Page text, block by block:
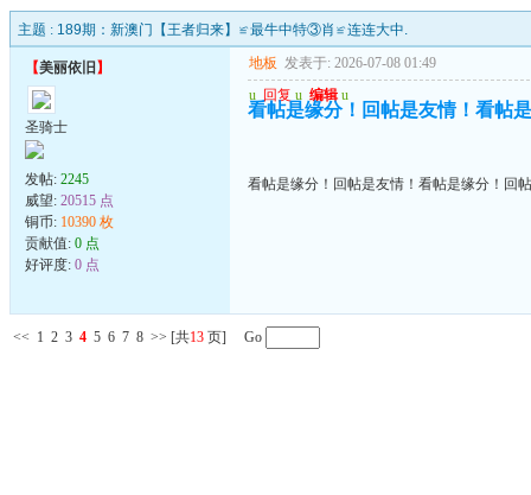
主题 : 189期：新澳门【王者归来】≌最牛中特③肖≌连连大中.
【美丽依旧 】
圣骑士
发帖: 2245
威望: 20515 点
铜币: 10390 枚
贡献值: 0 点
好评度: 0 点
地板 发表于: 2026-07-08 01:49
u 回复 u 编辑 u
看帖是缘分！回帖是友情！看帖
看帖是缘分！回帖是友情！看帖是缘分！回
<< 1 2 3 4 5 6 7 8 >> [共13 页] Go